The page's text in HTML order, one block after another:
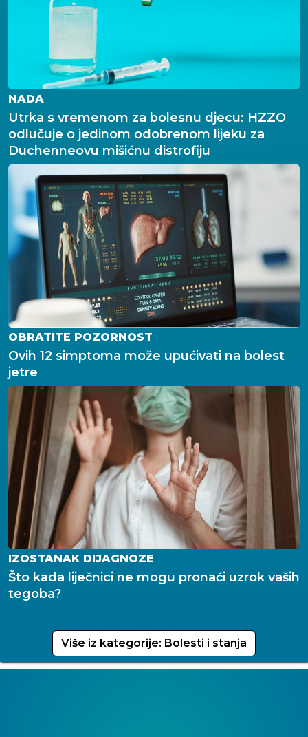
NADA
Utrka s vremenom za bolesnu djecu: HZZO
odlučuje o jedinom odobrenom lijeku za
Duchenneovu mišićnu distrofiju
OBRATITE POZORNOST
Ovih 12 simptoma može upućivati na bolest
jetre
IZOSTANAK DIJAGNOZE
Što kada liječnici ne mogu pronaći uzrok vaših
tegoba?
Više iz kategorije: Bolesti i stanja